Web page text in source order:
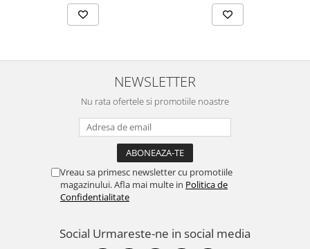
NEWSLETTER
Nu rata ofertele si promotiile noastre
Vreau sa primesc newsletter cu promotiile
magazinului. Afla mai multe in Politica de
Confidentialitate
Social Urmareste-ne in social media